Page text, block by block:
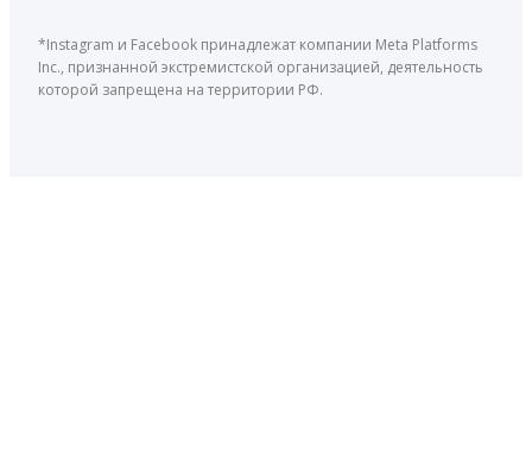
*Instagram и Facebook принадлежат компании Meta Platforms
Inc., признанной экстремистской организацией, деятельность
которой запрещена на территории РФ.